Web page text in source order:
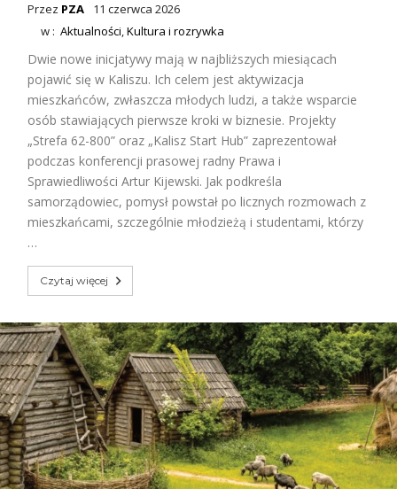
Przez PZA
11 czerwca 2026
w :Aktualności,Kultura i rozrywka
Dwie nowe inicjatywy mają w najbliższych miesiącach
pojawić się w Kaliszu. Ich celem jest aktywizacja
mieszkańców, zwłaszcza młodych ludzi, a także wsparcie
osób stawiających pierwsze kroki w biznesie. Projekty
„Strefa 62-800” oraz „Kalisz Start Hub” zaprezentował
podczas konferencji prasowej radny Prawa i
Sprawiedliwości Artur Kijewski. Jak podkreśla
samorządowiec, pomysł powstał po licznych rozmowach z
mieszkańcami, szczególnie młodzieżą i studentami, którzy
…
Czytaj więcej